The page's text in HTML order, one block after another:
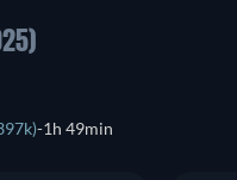
1h 49min